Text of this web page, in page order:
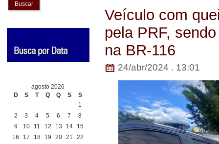
Buscar
agosto 2026
D
S T Q Q S
S
1
2
3 4 5 6 7
8
9
10 11 12 13 14
15
16
17 18 19 20 21
22
Veículo com
pela PRF,
na BR-116
24/abr/2024 . 13:01